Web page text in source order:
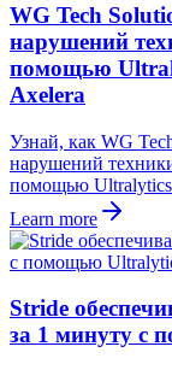
WG Tech
нарушений
помощью
Axelera
Узнай, как WG
нарушений
помощью
Learn more
Stride
за 1 минуту с